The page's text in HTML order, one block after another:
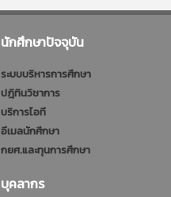
นักศึกษาปัจจุบัน
ระบบบริหารการศึกษา
ปฎิทินวิชาการ
บริการไอที
อีเมลนักศึกษา
กยศ.และทุนการศึกษา
บุคลากร